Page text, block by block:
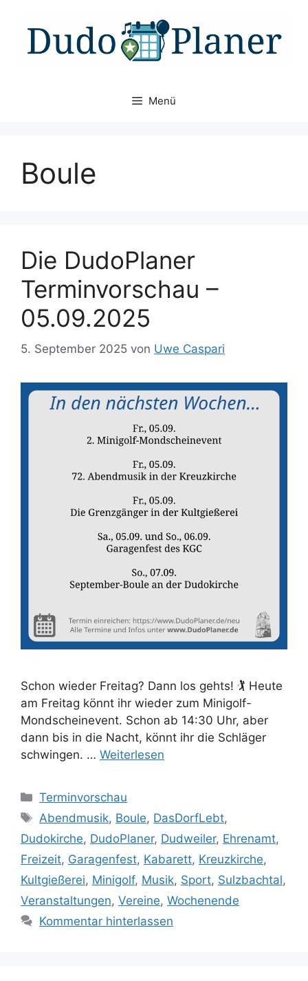
Inhalt
springen
Menü
Boule
Die DudoPlaner
Terminvorschau –
05.09.2025
5. September 2025 von Uwe Caspari
Schon wieder Freitag? Dann los gehts! 🏌️ Heute
am Freitag könnt ihr wieder zum Minigolf-
Mondscheinevent. Schon ab 14:30 Uhr, aber
dann bis in die Nacht, könnt ihr die Schläger
schwingen. … Weiterlesen
Kategorien
Terminvorschau
Schlagwörter
Abendmusik, Boule, DasDorfLebt,
Dudokirche, DudoPlaner, Dudweiler, Ehrenamt,
Freizeit, Garagenfest, Kabarett, Kreuzkirche,
Kultgießerei, Minigolf, Musik, Sport, Sulzbachtal,
Veranstaltungen, Vereine, Wochenende
Kommentar hinterlassen